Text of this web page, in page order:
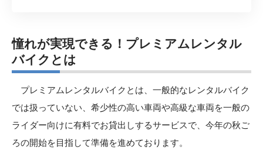
憧れが実現できる！プレミアムレンタル
バイクとは
プレミアムレンタルバイクとは、一般的なレンタルバイク
では扱っていない、希少性の高い車両や高級な車両を一般の
ライダー向けに有料でお貸出しするサービスで、今年の秋ご
ろの開始を目指して準備を進めております。